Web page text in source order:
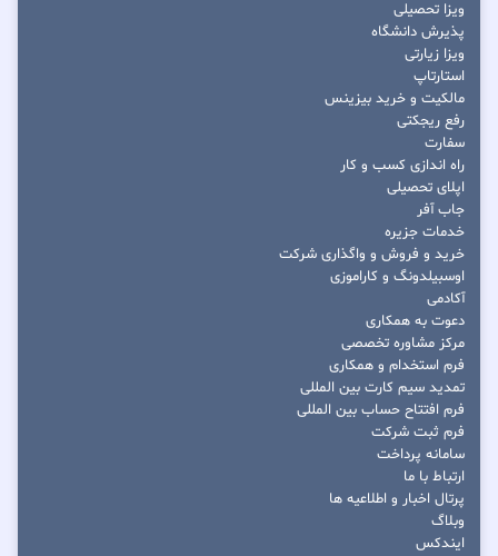
ویزا تحصیلی
پذیرش دانشگاه
ویزا زیارتی
استارتاپ
مالکیت و خرید بیزینس
رفع ریجکتی
سفارت
راه اندازی کسب و کار
اپلای تحصیلی
جاب آفر
خدمات جزیره
خرید و فروش و واگذاری شرکت
اوسبیلدونگ و کاراموزی
آکادمی
دعوت به همکاری
مرکز مشاوره تخصصی
فرم استخدام و همکاری
تمدید سیم کارت بین المللی
فرم افتتاح حساب بین المللی
فرم ثبت شرکت
سامانه پرداخت
ارتباط با ما
پرتال اخبار و اطلاعیه ها
وبلاگ
ایندکس